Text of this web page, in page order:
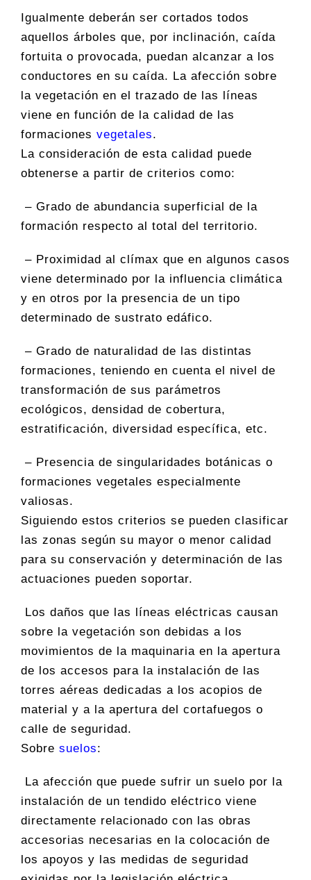
Igualmente deberán ser cortados todos
aquellos árboles que, por inclinación, caída
fortuita o provocada, puedan alcanzar a los
conductores en su caída. La afección sobre
la vegetación en el trazado de las líneas
viene en función de la calidad de las
formaciones vegetales.
La consideración de esta calidad puede
obtenerse a partir de criterios como:
– Grado de abundancia superficial de la
formación respecto al total del territorio.
– Proximidad al clímax que en algunos casos
viene determinado por la influencia climática
y en otros por la presencia de un tipo
determinado de sustrato edáfico.
– Grado de naturalidad de las distintas
formaciones, teniendo en cuenta el nivel de
transformación de sus parámetros
ecológicos, densidad de cobertura,
estratificación, diversidad específica, etc.
– Presencia de singularidades botánicas o
formaciones vegetales especialmente
valiosas.
Siguiendo estos criterios se pueden clasificar
las zonas según su mayor o menor calidad
para su conservación y determinación de las
actuaciones pueden soportar.
Los daños que las líneas eléctricas causan
sobre la vegetación son debidas a los
movimientos de la maquinaria en la apertura
de los accesos para la instalación de las
torres aéreas dedicadas a los acopios de
material y a la apertura del cortafuegos o
calle de seguridad.
Sobre suelos:
La afección que puede sufrir un suelo por la
instalación de un tendido eléctrico viene
directamente relacionado con las obras
accesorias necesarias en la colocación de
los apoyos y las medidas de seguridad